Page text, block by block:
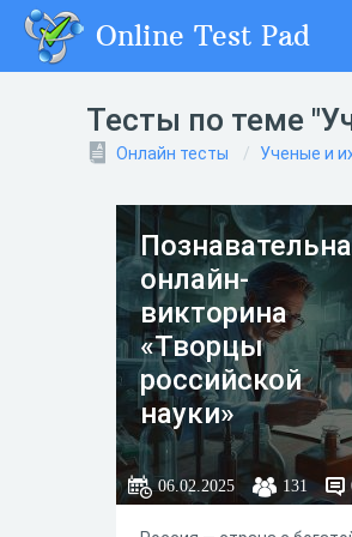
Online Test Pad
Тесты по теме
Онлайн тесты Ученые и
онлайн-
викторина
«Творцы
российской
науки»
06.02.2025 131